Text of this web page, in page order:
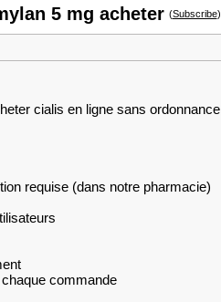
5 mg acheter (Subscribe)
cialis en ligne sans ordonnance
requise (dans notre pharmacie)
commande